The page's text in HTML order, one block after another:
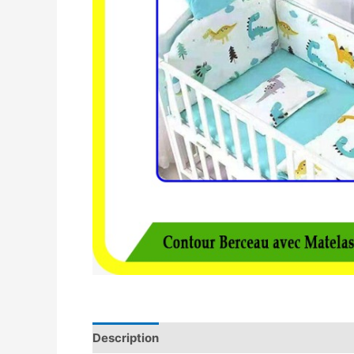
Description